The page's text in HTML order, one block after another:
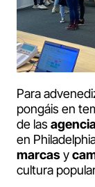
Para
pongáis en
de las
en
marcasy
cultura